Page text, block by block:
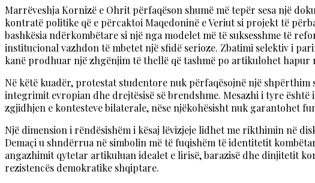
Marrëveshja Kornizë e Ohrit përfaqëson shumë më tepër sesa një
kontratë politike që e përcaktoi Maqedoninë e Veriut si projekt të
bashkësia ndërkombëtare si një nga modelet më të suksesshme të
institucional vazhdon të mbetet një sfidë serioze. Zbatimi selektiv i
kanë prodhuar një zhgënjim të thellë që tashmë po artikulohet hapur
Në këtë kuadër, protestat studentore nuk përfaqësojnë një
integrimit evropian dhe drejtësisë së brendshme. Mesazhi i tyre
zgjidhjen e kontesteve bilaterale, nëse njëkohësisht nuk garantohet
Një dimension i rëndësishëm i kësaj lëvizjeje lidhet me rikthimin në
Demaçi u shndërrua në simbolin më të fuqishëm të identitetit
angazhimit qytetar artikuluan idealet e lirisë, barazisë dhe dinjitetit
rezistencës demokratike shqiptare.